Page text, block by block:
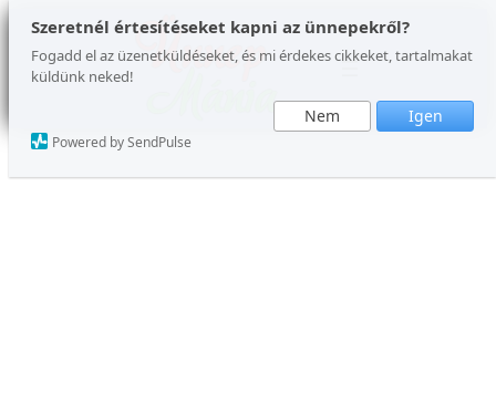
Szeretnél értesítéseket kapni az ünnepekről?
Fogadd el az üzenetküldéseket, és mi érdekes cikkeket, tartalmakat
küldünk neked!
Nem Igen
Powered by SendPulse
Ugrás
tartalomhoz